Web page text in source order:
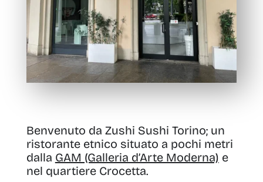
Benvenuto da Zushi Sushi Torino; un
ristorante etnico situato a pochi metri
dalla GAM (Galleria d’Arte Moderna) e
nel quartiere Crocetta.